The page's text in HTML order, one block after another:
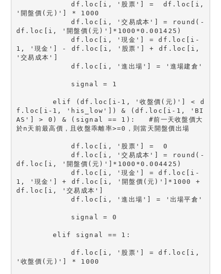
            df.loc[i, '股票'] =  df.loc[i,
'開盤價(元)'] * 1000
            df.loc[i, '交易成本'] = round(-
df.loc[i, '開盤價(元)']*1000*0.001425)
            df.loc[i, '現金'] = df.loc[i-
1, '現金'] - df.loc[i, '股票'] + df.loc[i,
'交易成本']
            df.loc[i, '進出場'] = '進場建倉'
            signal = 1
        elif (df.loc[i-1, '收盤價(元)'] < d
f.loc[i-1, 'his_low']) & (df.loc[i-1, 'BI
AS'] > 0) & (signal == 1):   #前一天收盤價大
於n天前最高價，且收盤乖離率>=0，則當天開盤價出場
            df.loc[i, '股票'] =  0
            df.loc[i, '交易成本'] = round(-
df.loc[i, '開盤價(元)']*1000*0.004425)
            df.loc[i, '現金'] = df.loc[i-
1, '現金'] + df.loc[i, '開盤價(元)']*1000 +
df.loc[i, '交易成本']
            df.loc[i, '進出場'] = '出場平倉'
            signal = 0
        elif signal == 1:
            df.loc[i, '股票'] = df.loc[i,
'收盤價(元)'] * 1000